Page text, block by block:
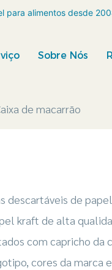
para alimentos desde
Sobre Nós
de macarrão
descartáveis ​​de
kraft de alta
com capricho da
cores da